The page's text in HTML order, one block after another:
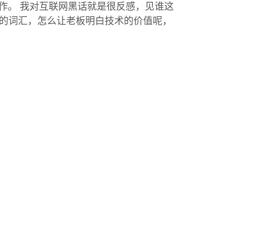
。 我对互联网黑话就是很反感，见谁这
词汇，怎么让老板明白技术的价值呢，